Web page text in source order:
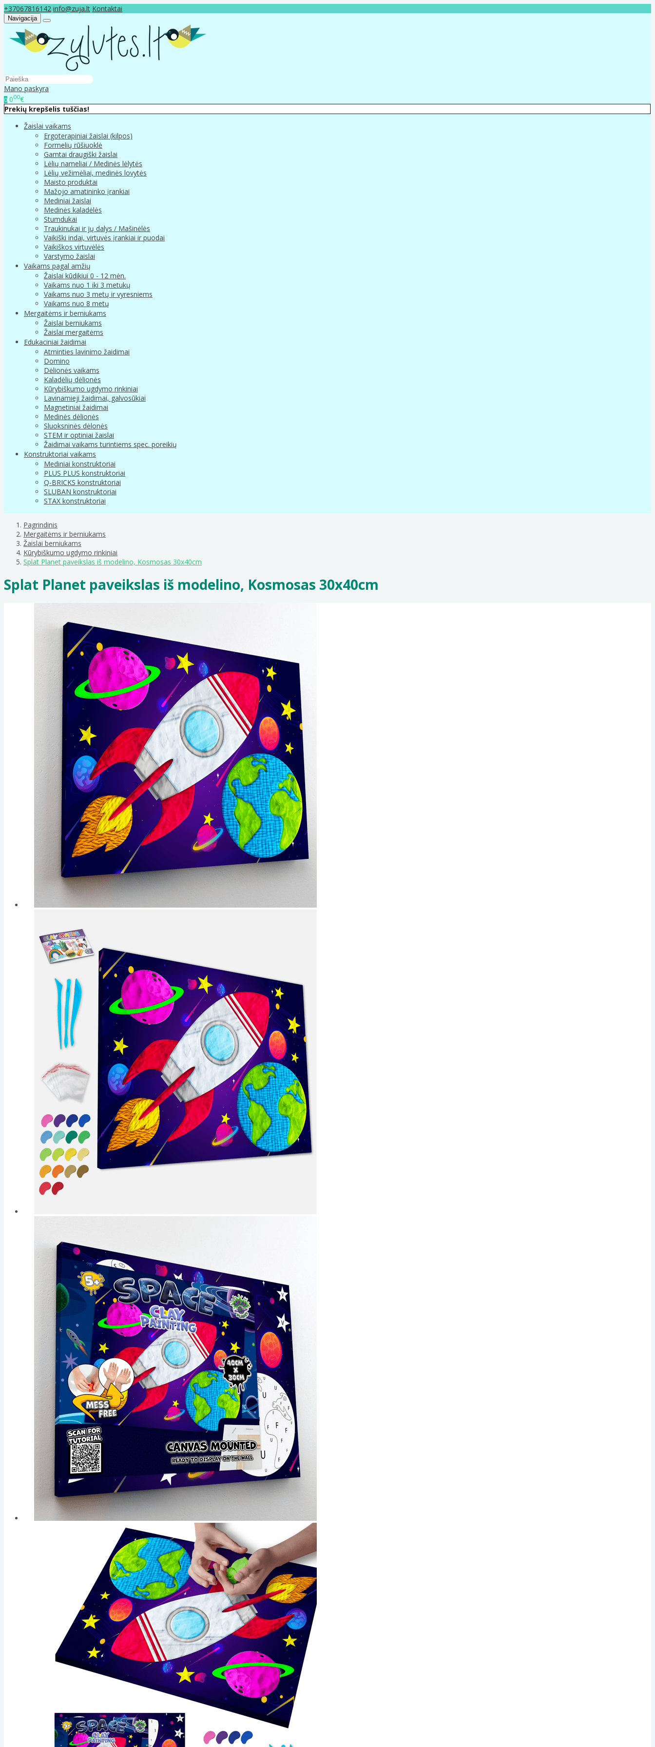
+37067816142 info@zuja.lt Kontaktai
Navigacija
Mano paskyra
0 000€
Prekių krepšelis tuščias!
Žaislai vaikams
Ergoterapiniai žaislai (kilpos)
Formelių rūšiuoklė
Gamtai draugiški žaislai
Lėlių nameliai / Medinės lėlytės
Lėlių vežimėliai, medinės lovytės
Maisto produktai
Mažojo amatininko įrankiai
Mediniai žaislai
Medinės kaladėlės
Stumdukai
Traukinukai ir jų dalys / Mašinėlės
Vaikiški indai, virtuvės įrankiai ir puodai
Vaikiškos virtuvėlės
Varstymo žaislai
Vaikams pagal amžių
Žaislai kūdikiui 0 - 12 mėn.
Vaikams nuo 1 iki 3 metukų
Vaikams nuo 3 metų ir vyresniems
Vaikams nuo 8 metų
Mergaitėms ir berniukams
Žaislai berniukams
Žaislai mergaitėms
Edukaciniai žaidimai
Atminties lavinimo žaidimai
Domino
Dėlionės vaikams
Kaladėlių dėlionės
Kūrybiškumo ugdymo rinkiniai
Lavinamieji žaidimai, galvosūkiai
Magnetiniai žaidimai
Medinės dėlionės
Sluoksninės dėlonės
STEM ir optiniai žaislai
Žaidimai vaikams turintiems spec. poreikių
Konstruktoriai vaikams
Mediniai konstruktoriai
PLUS PLUS konstruktoriai
Q-BRICKS konstruktoriai
SLUBAN konstruktoriai
STAX konstruktoriai
Pagrindinis
Mergaitėms ir berniukams
Žaislai berniukams
Kūrybiškumo ugdymo rinkiniai
Splat Planet paveikslas iš modelino, Kosmosas 30x40cm
Splat Planet paveikslas iš modelino, Kosmosas 30x40cm